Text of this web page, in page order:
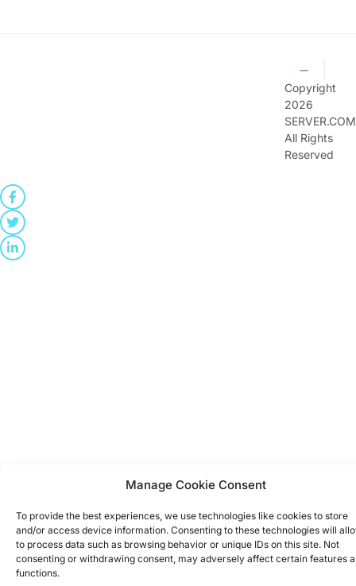
Manage Cookie Consent
To provide the best experiences, we use technologies like cookies to store
and/or access device information. Consenting to these technologies will
to process data such as browsing behavior or unique IDs on this site. Not
consenting or withdrawing consent, may adversely affect certain features
functions.
Copyright
2026
All Rights
Reserved